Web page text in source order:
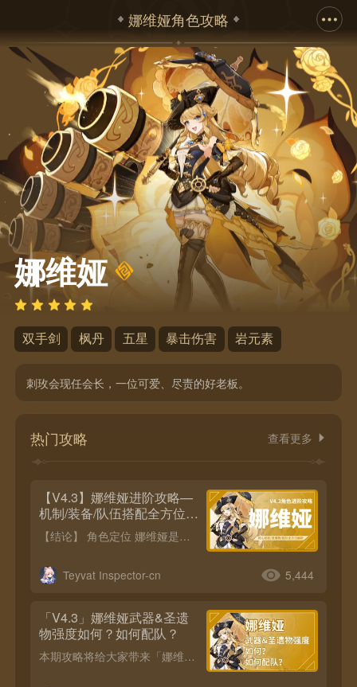
娜维娅角色攻略
下拉展示完整立绘
娜维娅
双手剑 枫丹 五星 暴击伤害 岩元素
刺玫会现任会长，一位可爱、尽责的好老板。
热门攻略 查看更多
【V4.3】娜维娅进阶攻略—
机制/装备/队伍搭配全方位解
析
【结论】 角色定位 娜维娅是一位鼓励队伍结晶，并根据结晶的数量来强化自身元素战技的周期性造成更高爆发伤害的输出角色。娜维娅以队伍成员拾取结晶反应产生的晶片或元素爆发命中敌人获得裂晶弹片，然后通过施放元素战技打出玫瑰晶弹作为主要的输出方式。 命座结论 1命加强输出循环、2命加强元素战技暴击率和输出，4命增益减抗乘区，6命加强元素战技暴击伤害。 优缺点 优点：拥有高倍率伤害，即可站场输出也能打速切爆发，配队灵活。
Teyvat Inspector-cn 5,444
「V4.3」娜维娅武器&圣遗
物强度如何？如何配队？
本期攻略将给大家带来「娜维娅」的武器&圣遗物&配队解析，干货满满，各位旅行者千万不要错过哦~ =简单结论= 适配武器 五星武器：裁断＞狼的末路＞苇海信标＞无工之剑 四星武器：螭骨剑＞聊聊棒＞黑岩斩刀＞桂木斩长正（精5）＞试作古华（精5）千岩古剑（搭配璃月角色时） 适配圣遗物 最优：「回声之林夜话」4件套 次选：「黄金剧团」4件套/磐岩+黄金剧团2+2 配队 最佳生存：班尼特、钟离、久岐忍等后台挂元素护盾/治疗（风、草元素除外） 最佳副C/辅助：凝光、五郎、云堇 最佳元素队友：行秋、香菱等可以后台挂元素的角色（风、草元素除外）。